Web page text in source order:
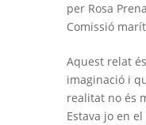
per Rosa
Comissió
Aquest relat
imaginació i
realitat no és
Estava jo en